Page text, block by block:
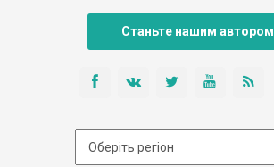
Станьте нашим автором